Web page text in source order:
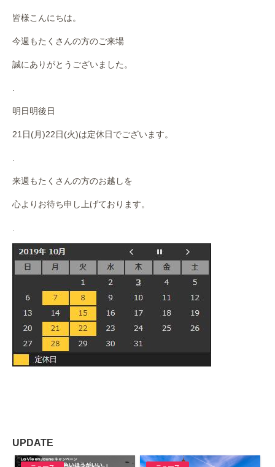
サービス
作業事例
店舗アクセス
皆様こんにちは。
今週もたくさんの方のご来場
誠にありがとうございました。
明日明後日
21日(月)22日(火)は定休日でございます。
来週もたくさんの方のお越しを
心よりお待ち申し上げております。
UPDATE